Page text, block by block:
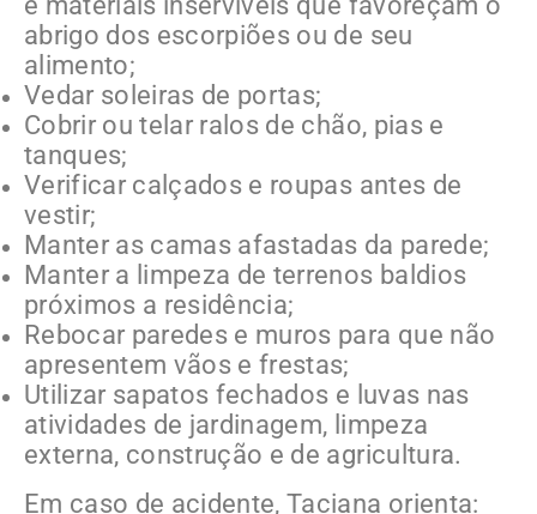
abrigo dos escorpiões ou de seu
alimento;
Vedar soleiras de portas;
Cobrir ou telar ralos de chão, pias e
tanques;
Verificar calçados e roupas antes de
vestir;
Manter as camas afastadas da parede;
Manter a limpeza de terrenos baldios
próximos a residência;
Rebocar paredes e muros para que não
apresentem vãos e frestas;
Utilizar sapatos fechados e luvas nas
atividades de jardinagem, limpeza
externa, construção e de agricultura.
Em caso de acidente, Taciana orienta: